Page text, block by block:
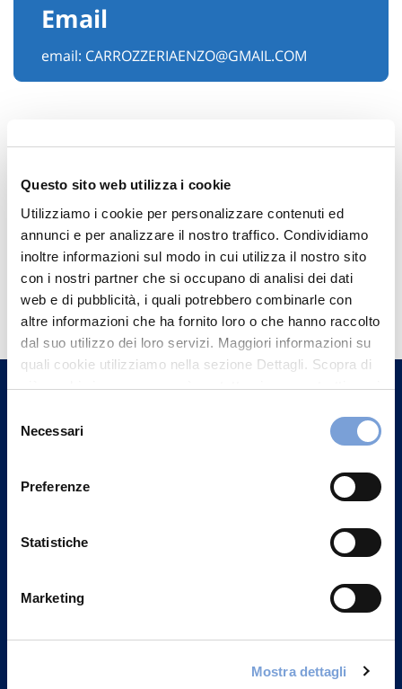
Questo sito web utilizza i cookie
Utilizziamo i cookie per personalizzare contenuti ed
annunci e per analizzare il nostro traffico. Condividiamo
inoltre informazioni sul modo in cui utilizza il nostro sito
con i nostri partner che si occupano di analisi dei dati
web e di pubblicità, i quali potrebbero combinarle con
altre informazioni che ha fornito loro o che hanno raccolto
dal suo utilizzo dei loro servizi. Maggiori informazioni su
quali cookie utilizziamo nella sezione Dettagli. Scopra di
più su chi siamo, come può contattarci e come trattiamo i
può trovare nel footer del sito nella sezione "Informativa
delNecessari
Preferenze
Statistiche
Marketing
Mostra dettagli
Email
email: CARROZZERIAENZO@GMAIL.COM
Hai bisogno di
informazioni?
Trova l'Agenzia più vicina a te e parla con
un nostro Agente.